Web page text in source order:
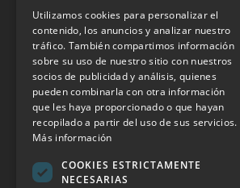
INFORMACIÓN LEGAL
Aviso Legal
Política de Privacidad
Política de Cookies
Política de calidad y seguridad de la
Contacto
Utilizamos cookies para personalizar el
contenido, los anuncios y analizar nuestro
tráfico. También compartimos información
sobre su uso de nuestro sitio con nuestros
socios de publicidad y análisis, quienes
pueden combinarla con otra información
que les haya proporcionado o que hayan
recopilado a partir del uso de sus servicios.
Más información
COOKIES ESTRICTAMENTE
NECESARIAS